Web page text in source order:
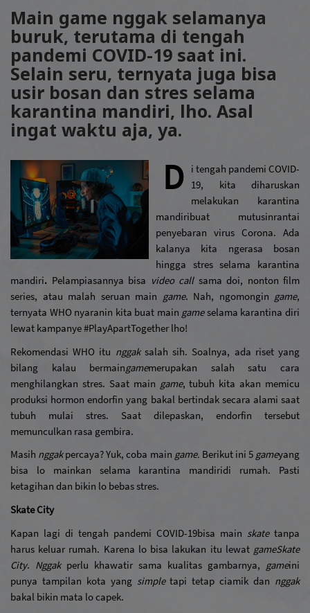
Main game nggak selamanya
buruk, terutama di tengah
pandemi COVID-19 saat ini.
Selain seru, ternyata juga bisa
usir bosan dan stres selama
karantina mandiri, lho. Asal
ingat waktu aja, ya.
D
i tengah pandemi COVID-
19, kita diharuskan
melakukan karantina
mandiribuat mutusinrantai
penyebaran virus Corona. Ada
kalanya kita ngerasa bosan
hingga stres selama karantina
mandiri. Pelampiasannya bisa video call sama doi, nonton film
series, atau malah seruan main game. Nah, ngomongin game,
ternyata WHO nyaranin kita buat main game selama karantina diri
lewat kampanye #PlayApartTogether lho!
Rekomendasi WHO itu nggak salah sih. Soalnya, ada riset yang
bilang kalau bermaingamemerupakan salah satu cara
menghilangkan stres. Saat main game, tubuh kita akan memicu
produksi hormon endorfin yang bakal bertindak secara alami saat
tubuh mulai stres. Saat dilepaskan, endorfin tersebut
memunculkan rasa gembira.
Masih nggak percaya? Yuk, coba main game. Berikut ini 5 gameyang
bisa lo mainkan selama karantina mandiridi rumah. Pasti
ketagihan dan bikin lo bebas stres.
Skate City
Kapan lagi di tengah pandemi COVID-19bisa main skate tanpa
harus keluar rumah. Karena lo bisa lakukan itu lewat gameSkate
City. Nggak perlu khawatir sama kualitas gambarnya, gameini
punya tampilan kota yang simple tapi tetap ciamik dan nggak
bakal bikin mata lo capek.